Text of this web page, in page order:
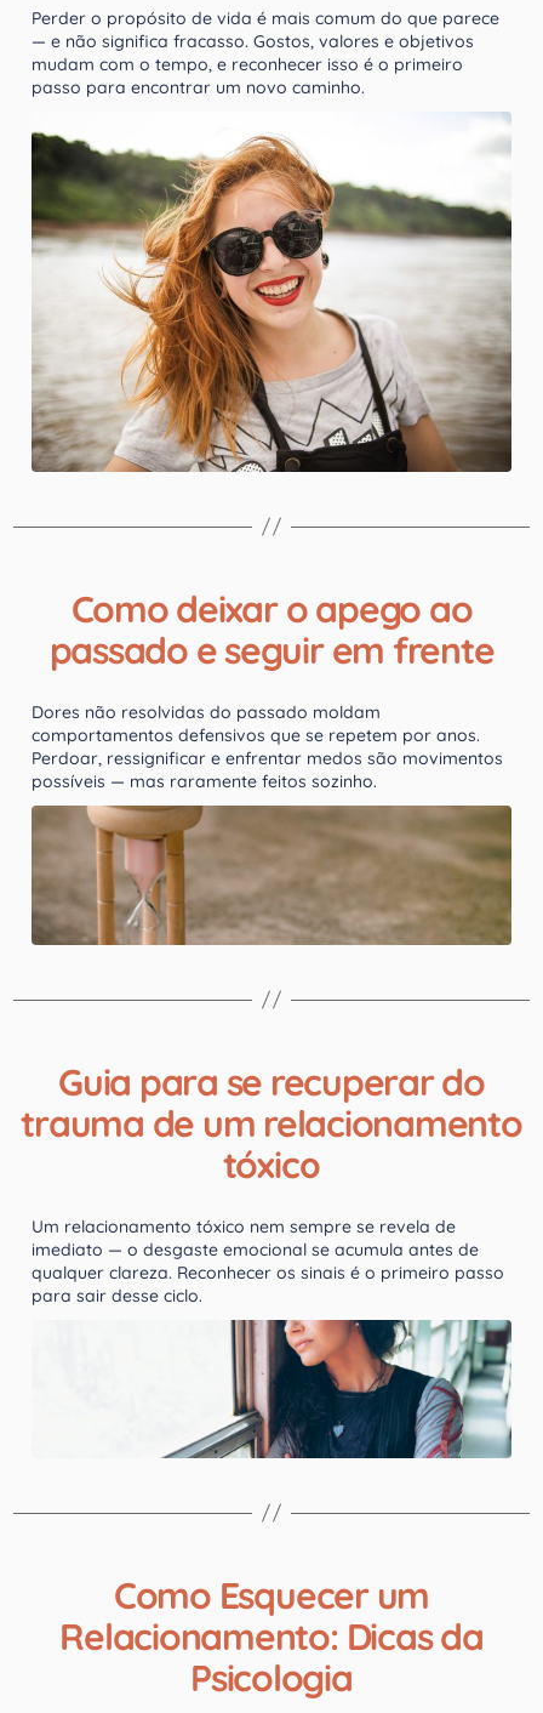
Perder o propósito de vida é mais comum do que parece
— e não significa fracasso. Gostos, valores e objetivos
mudam com o tempo, e reconhecer isso é o primeiro
passo para encontrar um novo caminho.
Como deixar o apego ao
passado e seguir em frente
Dores não resolvidas do passado moldam
comportamentos defensivos que se repetem por anos.
Perdoar, ressignificar e enfrentar medos são movimentos
possíveis — mas raramente feitos sozinho.
Guia para se recuperar do
trauma de um relacionamento
tóxico
Um relacionamento tóxico nem sempre se revela de
imediato — o desgaste emocional se acumula antes de
qualquer clareza. Reconhecer os sinais é o primeiro passo
para sair desse ciclo.
Como Esquecer um
Relacionamento: Dicas da
Psicologia